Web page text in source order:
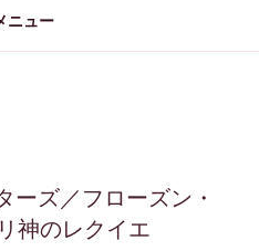
ニュー
ーズ／フローズン・
のレクイエ